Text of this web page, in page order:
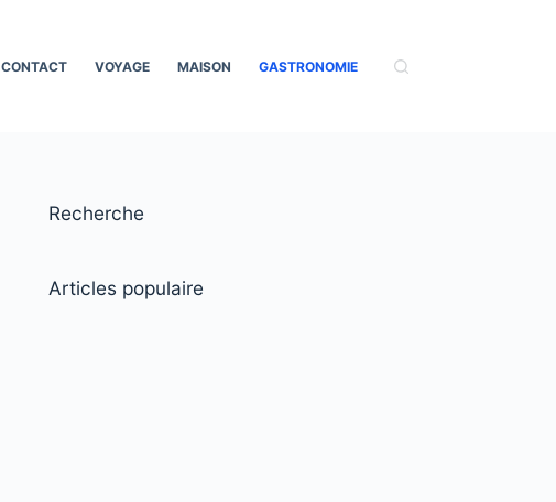
CONTACT VOYAGE MAISON GASTRONOMIE
Recherche
Articles populaire